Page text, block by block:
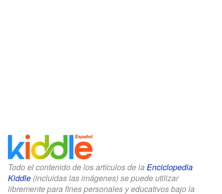
Todo el contenido de los artículos de la Enciclopedia
Kiddle (incluidas las imágenes) se puede utilizar
libremente para fines personales y educativos bajo la